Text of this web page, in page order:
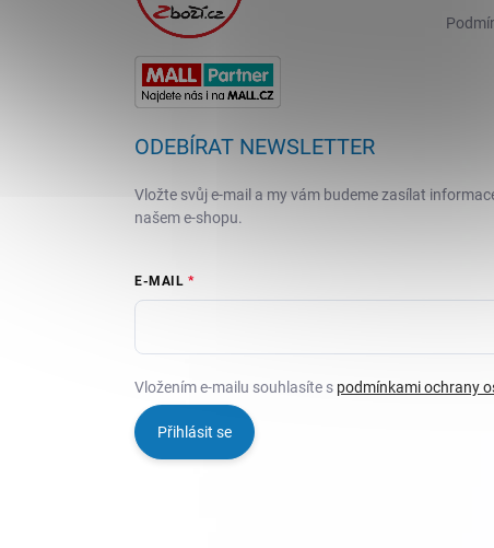
ODEBÍRAT NEWSLETTER
Vložte svůj e-mail a my vám budeme zasílat
našem e-shopu.
E-MAIL
Vložením e-mailu souhlasíte s podmínkami ochrany
Přihlásit se